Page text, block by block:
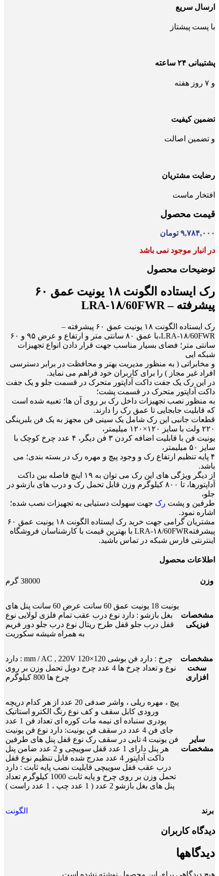
ارسال سریع
با پست پیشتاز
پشتیبانی ۲۴ ساعته
و ۷ روز هفته
تضمین کیفیت
و تضمین اصالت
رضایت مشتریان
افتخار ماست
قیمت محصول
۹,۷۸۴,۰۰۰ تومان
در انبار موجود نمی باشد
توضیحات محصول
رک ایستاده الگونت ۱۸ یونیت عمق ۶۰
پیشرفته – LRA-۱۸/60FWR
رک ایستاده الگونت ۱۸ یونیت عمق ۶۰ پیشرفته –
LRA-۱۸/60FWR،با عمق ۸۰ سانتی متر و ارتفاع و عرض ۹۵ و ۶۰
سانتی متر؛ فضای بسیار مناسب جهت قرار دادن انواع تجهیزات
شبکه ایی
و مخابراتی ( به منظور مدیریت بهتر و محافظت در برابر دسترسی
افراد غیر مجاز ) را برای کاربران خود فراهم می نماید.
در این رک یک جفت داکت آداپتور متحرک در قسمت جلو و یک جفت
داکت آداپتور متحرک در قسمت پشت؛
به منظور نصب تجهیزات داخل رک بر روی آن ها؛ تعبیه شده است
که قابلیت جابجایی تا عمق رک را دارند.
قطعات جانبی این رک شامل یک سینی فن مجهز به یک فن بلبرینگی
۲۲۰ ولت با سایز ۱۲۰×۱۲۰ میلیمتر،
یونیت فن با قابلیت اضافه کردن ۳ فن دیگر، ۴ عدد چرخ کوچک با
سایز ۵۰ میلیمتر،
۴ پایه تنظیم ارتفاع رک و وجود پیچ و مهره رک در بسته بندی؛ می
باشد.
از دیگر ویژگی های این رک می توان به ۱۹ اینچ فاصله بین داکت
آداپتورها، تا ۸۰۰ کیلوگرم وزن قابل تحمل رک و درب های بازشو در
جلو،
طرفین و پشت رک جهت سهولت دستیابی به تجهیزات نصب شده؛
اشاره نمود.
مشتریان گرامی جهت خرید رک ایستاده الگونت ۱۸ یونیت عمق ۶۰
پیشرفتهLRA-۱۸/60FWR با بهترین قیمت با کارشناسان فروشگاه
اینترنتی فارس شبکه در تماس باشید.
اطلاعات محصول
وزن 38000 گرم
مشخصات
فیزیکی
یونیت 18 یونیت عمق 60 سانت عرض 60 سانت پنل های
بغل بازشو : دارد نوع درب عقب تمام فلزی لولایی نوع
قفل درب جلو قفل طرح ریتال نوع درب جلو دور فریم
به همراه شیشه سکوریت
مشخصات
سخت
افزاری
چرخ : دارد فن بوشی 120×120 mm / AC , 220V : دارد
نوع و تعداد چرخ ها 4 عدد چرخ دوبل تحمل وزن بر روی
چرخ ها 800 کیلوگرم
سایر
مشخصات
پیچ ، مهره ریلی ، واشر صدفی 20 عدد از هر کدام دریچه
ورودی کابل سقف و کف نوع رنگ الکترو استاتیک
پودری سنباده ای نیمه مات کوره ای تعداد فن 1 عدد
جای فن 4 عدد در سقف فن یونیت: دارد نوع فن یونیت
فن یونیت 4 تایی در سقف رک نوع قفل پنل های طرفین
هر پنل دارای 1 عدد قفل سوییچی و 2 عدد ضامن پنل
داکت آداپتور 4 عدد مدرج شده قابل تنظیم نوع قفل
درب عقب قفل سوییچی قابلیت نصب پایه ثابت : دارد
تحمل وزن بر روی چرخ و پایه ثابت 1000 کیلوگرم تعداد
پنل های بغل بازشو 2 عدد ( 1 عدد چپ ، 1 عدد راست )
برند الگونت
دیدگاه کاربران
دیدگاهها
هیچ دیدگاهی برای این محصول نوشته نشده است.